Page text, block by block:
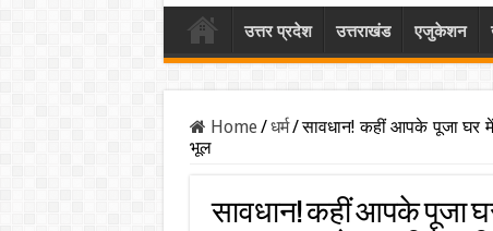
उत्तर प्रदेश उत्तराखंड एजुकेशन
Home/धर्म/सावधान! कहीं आपके पूजा घर
भूल
सावधान! कहीं आपके पूजा